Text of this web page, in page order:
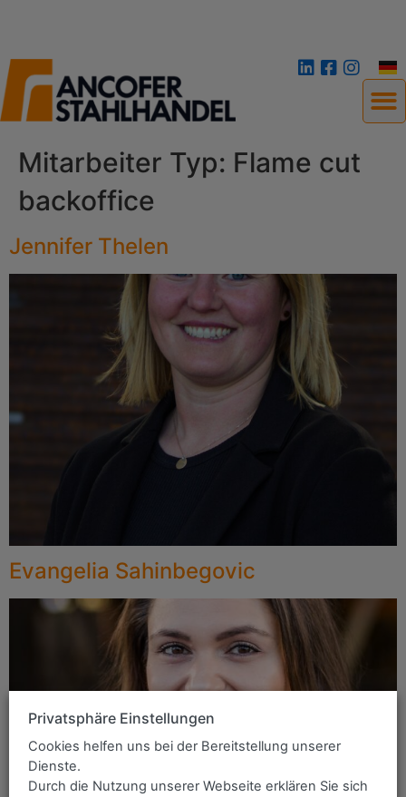
Mitarbeiter Typ: Flame cut
backoffice
Jennifer Thelen
Evangelia Sahinbegovic
Privatsphäre Einstellungen
Cookies helfen uns bei der Bereitstellung unserer
Dienste.
Durch die Nutzung unserer Webseite erklären Sie sich